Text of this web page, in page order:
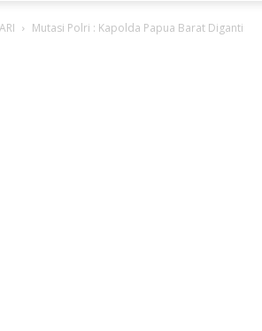
Mutasi Polri : Kapolda Papua Barat Diganti